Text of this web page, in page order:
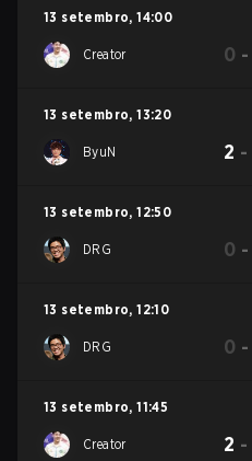
13 setembro, 14:00
Creator 0 -
13 setembro, 13:20
ByuN 2 -
13 setembro, 12:50
DRG 0 -
13 setembro, 12:10
DRG 0 -
13 setembro, 11:45
Creator 2 -